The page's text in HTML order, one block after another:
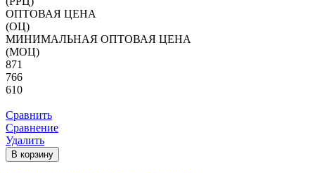
ОПТОВАЯ ЦЕНА
(ОЦ)
МИНИМАЛЬНАЯ ОПТОВАЯ ЦЕНА
(МОЦ)
871
766
610
Сравнить
Сравнение
Удалить
В корзину